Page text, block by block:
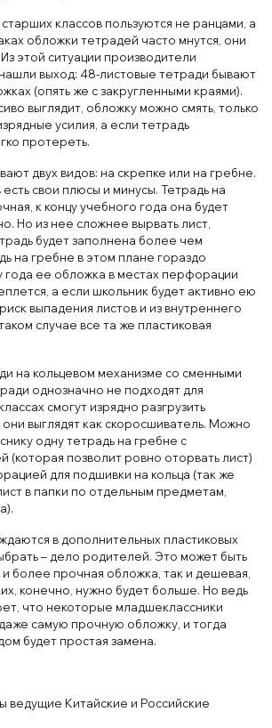
классов пользуются не ранцами, а
обложки тетрадей часто мнутся, они
Из этой ситуации производители
выход: 48-листовые тетради бывают
(опять же с закругленными краями).
выглядит, обложку можно смять, только
усилия, а если тетрадь
протереть.
двух видов: на скрепке или на гребне.
свои плюсы и минусы. Тетрадь на
к концу учебного года она будет
Но из нее сложнее вырвать лист,
будет заполнена более чем
на гребне в этом плане гораздо
года ее обложка в местах перфорации
а если школьник будет активно ею
выпадения листов и из внутреннего
случае все та же пластиковая
на кольцевом механизме со сменными
однозначно не подходят для
смогут изрядно разгрузить
выглядят как скоросшиватель. Можно
одну тетрадь на гребне с
позволит ровно оторвать лист)
для подшивки на кольца (так же
в папки по отдельным предметам,
в дополнительных пластиковых
– дело родителей. Это может быть
более прочная обложка, так и дешевая,
конечно, нужно будет больше. Но ведь
что некоторые младшеклассники
самую прочную обложку, и тогда
будет простая замена.
ведущие Китайские и Российские